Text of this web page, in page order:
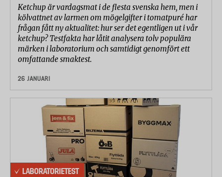
Ketchup är vardagsmat i de flesta svenska hem, men i
kölvattnet av larmen om mögelgifter i tomatpuré har
frågan fått ny aktualitet: hur ser det egentligen ut i vår
ketchup? Testfakta har låtit analysera tolv populära
märken i laboratorium och samtidigt genomfört ett
omfattande smaktest.
26 JANUARI
LABORATORIETEST